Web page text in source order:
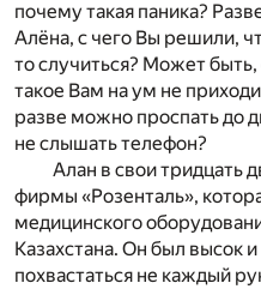
почему такая паника?
Алёна, с чего Вы решили,
то случиться? Может быть,
такое Вам на ум не
разве можно проспать до
не слышать телефон?
Алан в свои тридцать
фирмы «Розенталь»,
медицинского
Казахстана. Он был высок
похвастаться не каждый